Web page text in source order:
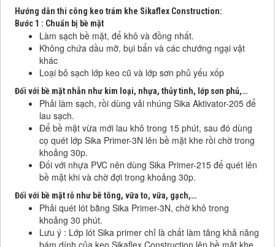
Hướng dẫn thi công keo trám khe Sikaflex Construction:
Bước 1 : Chuẩn bị bề mặt
Làm sạch bề mặt, để khô và đồng nhất.
Không chứa dầu mỡ, bụi bẩn và các chướng ngại vật
khác
Loại bỏ sạch lớp keo cũ và lớp sơn phủ yếu xốp
Đối với bề mặt nhẵn như kim loại, nhựa, thủy tinh, lớp sơn phủ,…
Phải làm sạch, rồi dùng vải nhúng Sika Aktivator-205 để
lau sạch.
Để bề mặt vừa mới lau khô trong 15 phút, sau đó dùng
cọ quét lớp Sika Primer-3N lên bề mặt khe rồi chờ trong
khoảng 30p.
Đối với nhựa PVC nên dùng Sika Primer-215 để quét lên
bề mặt khi và chờ đợi trong khoảng 30p.
Đối với bề mặt rỗ như bê tông, vữa to, vữa, gạch,…
Phải quét lót bằng Sika Primer-3N, chờ khô trong
khoảng 30 phút.
Lưu ý : Lớp lót Sika primer chỉ là chất làm tăng khả năng